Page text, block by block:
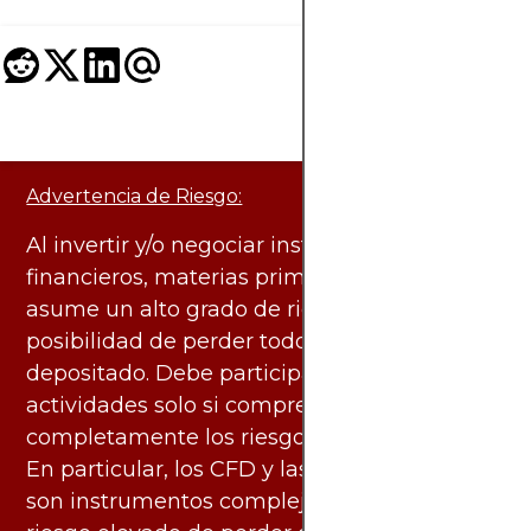
Advertencia de Riesgo:
Al invertir y/o negociar instrumentos
financieros, materias primas y otros activos,
asume un alto grado de riesgo. Existe la
posibilidad de perder todo el capital
depositado. Debe participar en estas
actividades solo si comprende
completamente los riesgos asociados.
En particular, los CFD y las criptomonedas
son instrumentos complejos y conllevan un